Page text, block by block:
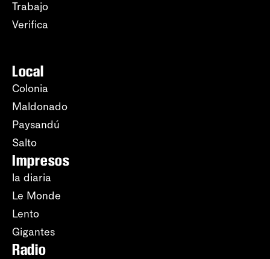
Trabajo
Verifica
Local
Colonia
Maldonado
Paysandú
Salto
Impresos
la diaria
Le Monde
Lento
Gigantes
Radio